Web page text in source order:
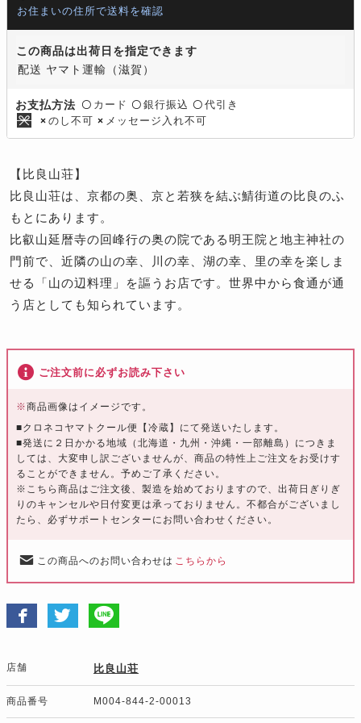
お住まいの住所で送料を確認
この商品は出荷日を指定できます
配送 ヤマト運輸（滋賀）
お支払方法 〇 カード 〇 銀行振込 〇 代引き
× のし不可 × メッセージ入れ不可
【比良山荘】
比良山荘は、京都の奥、京と若狭を結ぶ鯖街道の比良のふ
もとにあります。
比叡山延暦寺の回峰行の奥の院である明王院と地主神社の
門前で、近隣の山の幸、川の幸、湖の幸、里の幸を楽しま
せる「山の辺料理」を謳うお店です。世界中から食通が通
う店としても知られています。
ご注文前に必ずお読み下さい
※商品画像はイメージです。
■クロネコヤマトクール便【冷蔵】にて発送いたします。
■発送に２日かかる地域（北海道・九州・沖縄・一部離島）につきま
しては、大変申し訳ございませんが、商品の特性上ご注文をお受けす
ることができません。予めご了承ください。
※こちら商品はご注文後、製造を始めておりますので、出荷日ぎりぎ
りのキャンセルや日付変更は承っておりません。不都合がございまし
たら、必ずサポートセンターにお問い合わせください。
この商品へのお問い合わせは こちらから
店舗 比良山荘
商品番号 M004-844-2-00013